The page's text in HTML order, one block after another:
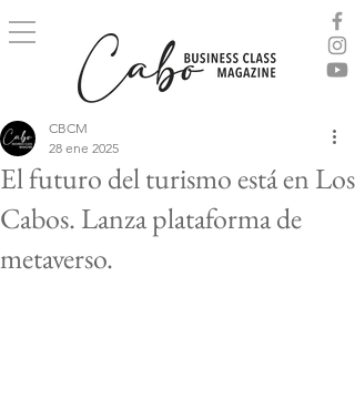
El futuro del turismo está en Los
Cabos. Lanza plataforma de
metaverso.
CBCM
28 ene 2025